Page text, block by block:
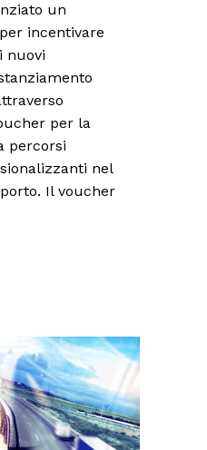
un
incentivare
nuovi
per la
percorsi
nel
Il voucher